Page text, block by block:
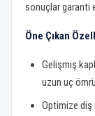
sonuçlar garanti
Öne Çıkan
Gelişmiş
uzun uç
Optimize diş